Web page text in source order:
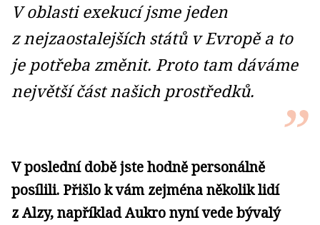
V oblasti exekucí jsme jeden
z nejzaostalejších států v Evropě a to
je potřeba změnit. Proto tam dáváme
největší část našich prostředků.
V poslední době jste hodně personálně
posílili. Přišlo k vám zejména několik lidí
z Alzy, například Aukro nyní vede bývalý